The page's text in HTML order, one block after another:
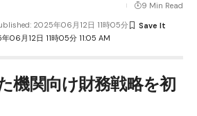
06月12日 11時05分 11:05 AM
2025年06月12日 11時05分
9 Min Read
機関向け財務戦略を初